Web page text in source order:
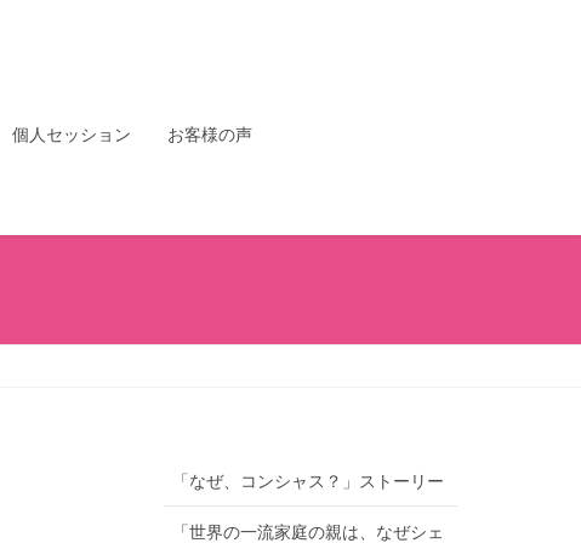
個人セッション お客様の声
「なぜ、コンシャス？」ストーリー
「世界の一流家庭の親は、なぜシェ